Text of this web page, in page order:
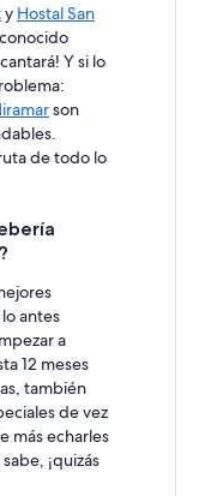
y Hostal San
Y si lo
son
de todo lo
antes
a
12 meses
también
de vez
más echarles
¡quizás